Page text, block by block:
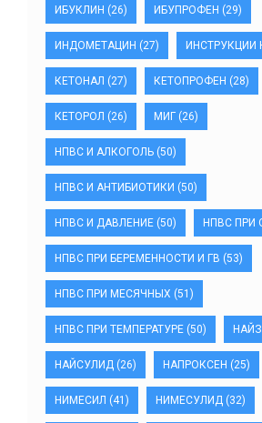
ИБУКЛИН (26) ИБУПРОФЕН (29)
ИНДОМЕТАЦИН (27) ИНСТРУКЦИИ
КЕТОНАЛ (27) КЕТОПРОФЕН (28)
КЕТОРОЛ (26) МИГ (26)
НПВС И АЛКОГОЛЬ (50)
НПВС И АНТИБИОТИКИ (50)
НПВС И ДАВЛЕНИЕ (50) НПВС ПРИ
НПВС ПРИ БЕРЕМЕННОСТИ И ГВ (53)
НПВС ПРИ МЕСЯЧНЫХ (51)
НПВС ПРИ ТЕМПЕРАТУРЕ (50) НАЙЗ
НАЙСУЛИД (26) НАПРОКСЕН (25)
НИМЕСИЛ (41) НИМЕСУЛИД (32)